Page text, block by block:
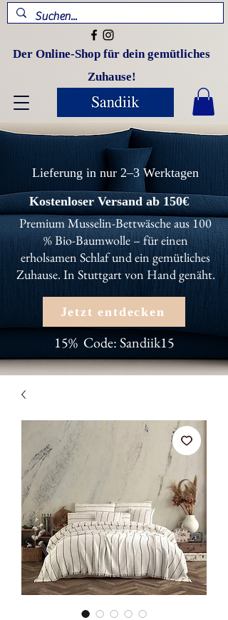
Der Online-Shop für dein gemütliches
Zuhause!
Lieferung in nur 2–3 Werktagen
Kostenloser Versand ab 150€
Premium Musselin-Bettwäsche aus 100
% Bio-Baumwolle – für einen
erholsamen Schlaf und ein gemütliches
Zuhause. In Stuttgart von Hand genäht.
Jetzt entdecken
15% Code: Sandiik15